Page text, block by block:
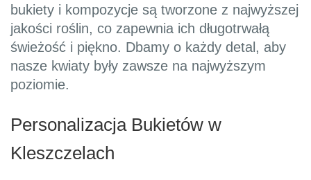
bukiety i kompozycje są tworzone z najwyższej
jakości roślin, co zapewnia ich długotrwałą
świeżość i piękno. Dbamy o każdy detal, aby
nasze kwiaty były zawsze na najwyższym
poziomie.
Personalizacja Bukietów w
Kleszczelach